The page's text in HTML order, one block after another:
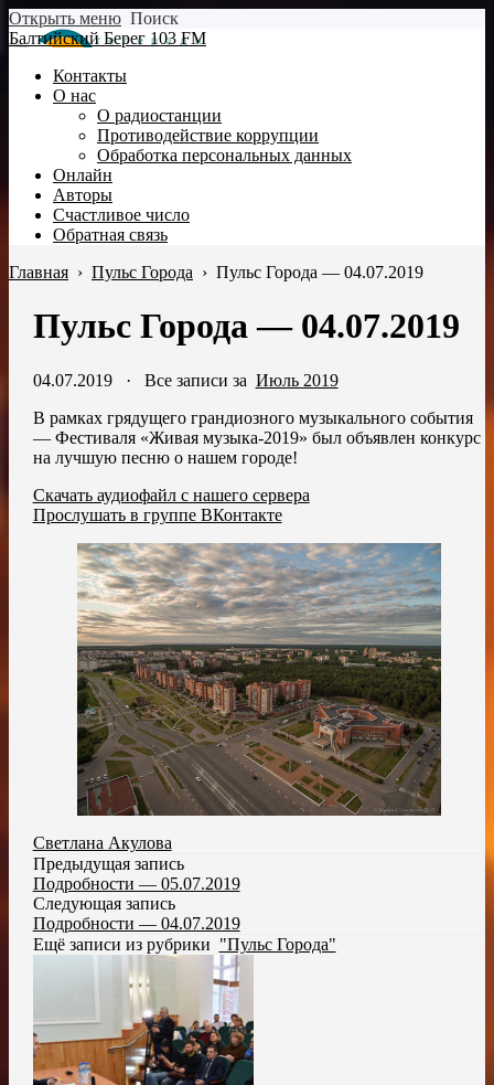
Открыть меню Поиск
Балтийский Берег 103 FM
Контакты
О нас
О радиостанции
Противодействие коррупции
Обработка персональных данных
Онлайн
Авторы
Счастливое число
Обратная связь
Главная › Пульс Города › Пульс Города — 04.07.2019
Пульс Города — 04.07.2019
04.07.2019· Все записи за Июль 2019
В рамках грядущего грандиозного музыкального события
— Фестиваля «Живая музыка-2019» был объявлен конкурс
на лучшую песню о нашем городе!
Скачать аудиофайл с нашего сервера
Прослушать в группе ВКонтакте
Светлана Акулова
Предыдущая запись
Подробности — 05.07.2019
Следующая запись
Подробности — 04.07.2019
Ещё записи из рубрики "Пульс Города"